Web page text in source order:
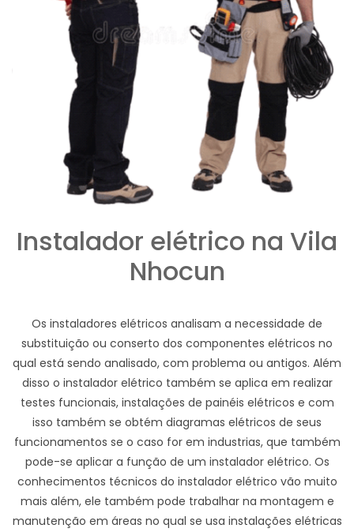
Instalador elétrico na Vila
Nhocun
Os instaladores elétricos analisam a necessidade de
substituição ou conserto dos componentes elétricos no
qual está sendo analisado, com problema ou antigos. Além
disso o instalador elétrico também se aplica em realizar
testes funcionais, instalações de painéis elétricos e com
isso também se obtém diagramas elétricos de seus
funcionamentos se o caso for em industrias, que também
pode-se aplicar a função de um instalador elétrico. Os
conhecimentos técnicos do instalador elétrico vão muito
mais além, ele também pode trabalhar na montagem e
manutenção em áreas no qual se usa instalações elétricas